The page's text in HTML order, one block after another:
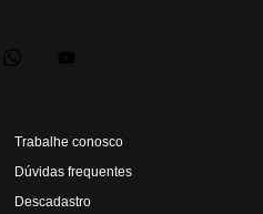
Trabalhe conosco
Dúvidas frequentes
Descadastro